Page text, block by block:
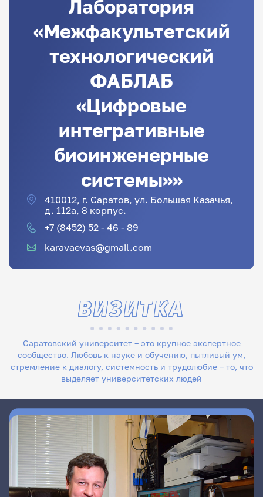
Лаборатория
«Межфакультетский
технологический
ФАБЛАБ
«Цифровые
интегративные
биоинженерные
системы»»
410012, г. Саратов, ул. Большая Казачья,
д. 112а, 8 корпус.
+7 (8452) 52 - 46 - 89
karavaevas@gmail.com
Саратовский университет – это крупное экспертное
сообщество. Любовь к науке и обучению, пытливый ум,
стремление к диалогу, системность и трудолюбие – то, что
выделяет университетских людей
ВИЗИТКА